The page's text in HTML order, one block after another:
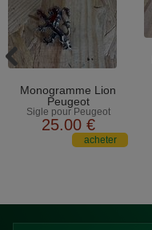
Monogramme Lion
Peugeot
Sigle pour Peugeot
25.00 €